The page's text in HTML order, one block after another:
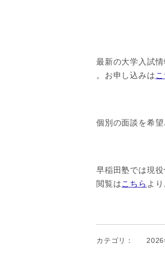
最新の大学入試
。お申し込みは
個別の面談を希
早稲田塾では現
閲覧はこちら より
カテゴリ： 2026